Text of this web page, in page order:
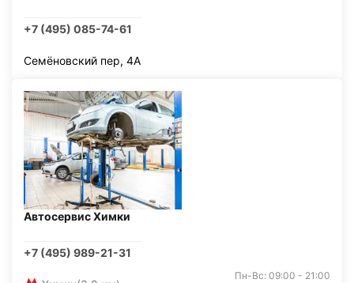
+7 (495) 085-74-61
Семёновский пер, 4А
Автосервис Химки
+7 (495) 989-21-31
Пн-Вс: 09:00 - 21:00